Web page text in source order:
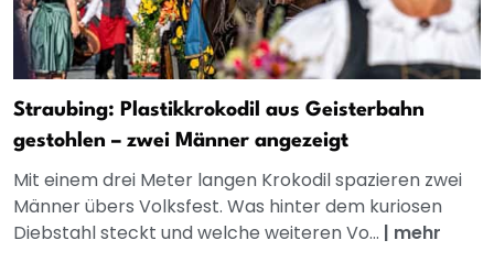
Straubing: Plastikkrokodil aus Geisterbahn
gestohlen – zwei Männer angezeigt
Mit einem drei Meter langen Krokodil spazieren zwei
Männer übers Volksfest. Was hinter dem kuriosen
Diebstahl steckt und welche weiteren Vo... | mehr